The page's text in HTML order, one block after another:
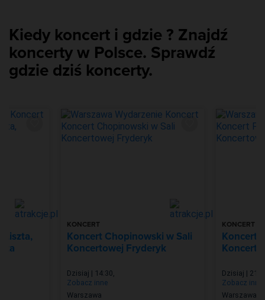
Kiedy koncert i gdzie ? Znajdź
koncerty w Polsce. Sprawdź
gdzie dziś koncerty.
Liszta,
KONCERT
Koncert Chopinowski w Sali
Koncertowej Fryderyk
Dzisiaj | 14:30,
Zobacz inne
Warszawa
KONCERT
Koncert
Dzisiaj |
Zobacz inne
Warszawa